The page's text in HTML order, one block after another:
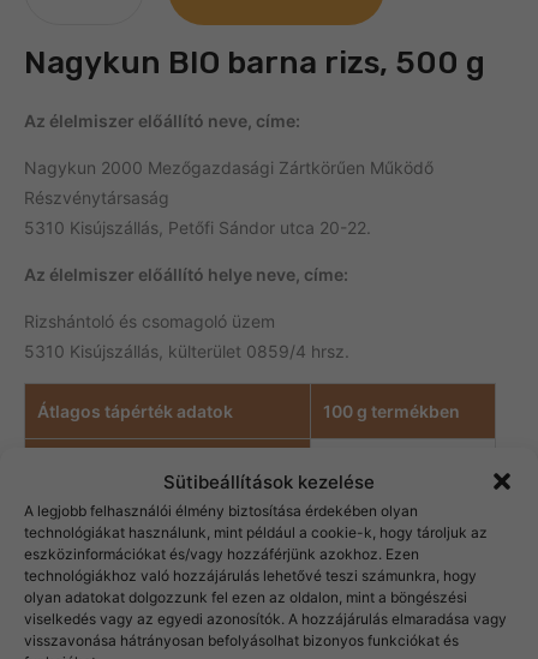
Sütibeállítások kezelése
A legjobb felhasználói élmény biztosítása érdekében olyan
technológiákat használunk, mint például a cookie-k, hogy tároljuk az
eszközinformációkat és/vagy hozzáférjünk azokhoz. Ezen
technológiákhoz való hozzájárulás lehetővé teszi számunkra, hogy
olyan adatokat dolgozzunk fel ezen az oldalon, mint a böngészési
viselkedés vagy az egyedi azonosítók. A hozzájárulás elmaradása vagy
visszavonása hátrányosan befolyásolhat bizonyos funkciókat és
Nagykun BIO barna rizs, 500 g
Az élelmiszer előállító neve, címe:
Nagykun 2000 Mezőgazdasági Zártkörűen Működő
Részvénytársaság
5310 Kisújszállás, Petőfi Sándor utca 20-22.
Az élelmiszer előállító helye neve, címe:
Rizshántoló és csomagoló üzem
5310 Kisújszállás, külterület 0859/4 hrsz.
Átlagos tápérték adatok 100 g termékben
Zsír 2,9 g
– amelyből telített zsírsavak 1 g
Szénhidrát 77,2 g